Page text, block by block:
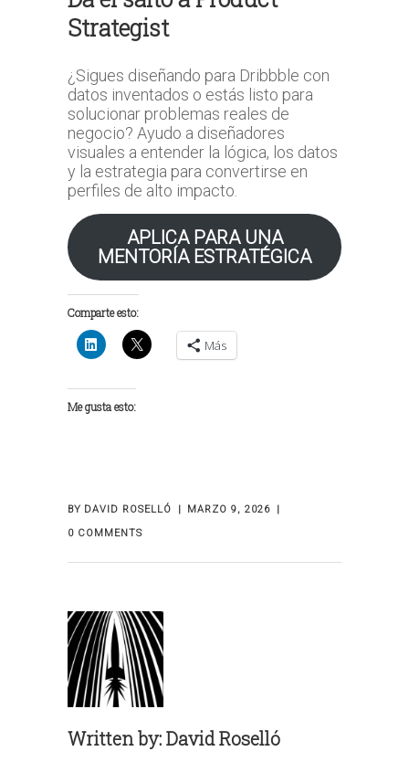
Strategist
¿Sigues diseñando para Dribbble con
datos inventados o estás listo para
solucionar problemas reales de
negocio? Ayudo a diseñadores
visuales a entender la lógica, los datos
y la estrategia para convertirse en
perfiles de alto impacto.
APLICA PARA UNA
MENTORÍA ESTRATÉGICA
Comparte esto:
Más
Me gusta esto:
BY DAVID ROSELLÓ
MARZO 9, 2026
0 COMMENTS
Written by:David Roselló